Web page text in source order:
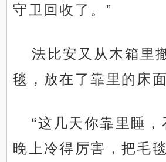
守卫回收了。”
法比安又从木箱里
毯，放在了靠里的床面
“这几天你靠里睡，
晚上冷得厉害，把毛